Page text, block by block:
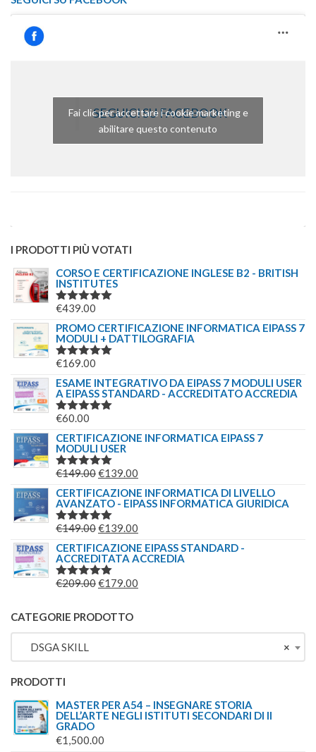
SEGUICI SU FACEBOOK
Fai clic per accettare i cookie marketing e
abilitare questo contenuto
I PRODOTTI PIÙ VOTATI
CORSO E CERTIFICAZIONE INGLESE B2 - BRITISH
INSTITUTES
VALUTATO
€439.00
PROMO CERTIFICAZIONE INFORMATICA EIPASS 7
MODULI + DATTILOGRAFIA
VALUTATO
€169.00
ESAME INTEGRATIVO DA EIPASS 7 MODULI USER
A EIPASS STANDARD - ACCREDITATO ACCREDIA
VALUTATO
€60.00
CERTIFICAZIONE INFORMATICA EIPASS 7
MODULI USER
VALUTATO
€149.00IL
PREZZO
ORIGINALE
ERA:
€139.00
PREZZO
ATTUALE
CERTIFICAZIONE INFORMATICA DI LIVELLO
AVANZATO - EIPASS INFORMATICA GIURIDICA
VALUTATO
€149.00IL
PREZZO
ORIGINALE
ERA:
€139.00
PREZZO
ATTUALE
CERTIFICAZIONE EIPASS STANDARD -
ACCREDITATA ACCREDIA
VALUTATO
€209.00IL
ORIGINALE
ERA:
€179.00
È:
CATEGORIE PRODOTTO
×
DSGA SKILL
PRODOTTI
MASTER PER A54 – INSEGNARE STORIA
DELL’ARTE NEGLI ISTITUTI SECONDARI DI II
GRADO
€1,500.00